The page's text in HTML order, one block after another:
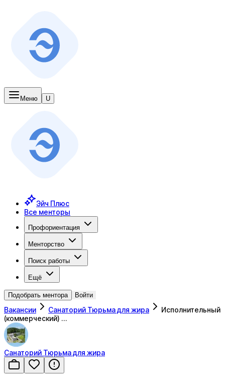
Меню U
Эйч Плюс
Все менторы
Профориентация
Менторство
Поиск работы
Ещё
Подобрать ментора Войти
Вакансии Санаторий Тюрьма для жира
Исполнительный
(коммерческий) …
Санаторий Тюрьма для жира